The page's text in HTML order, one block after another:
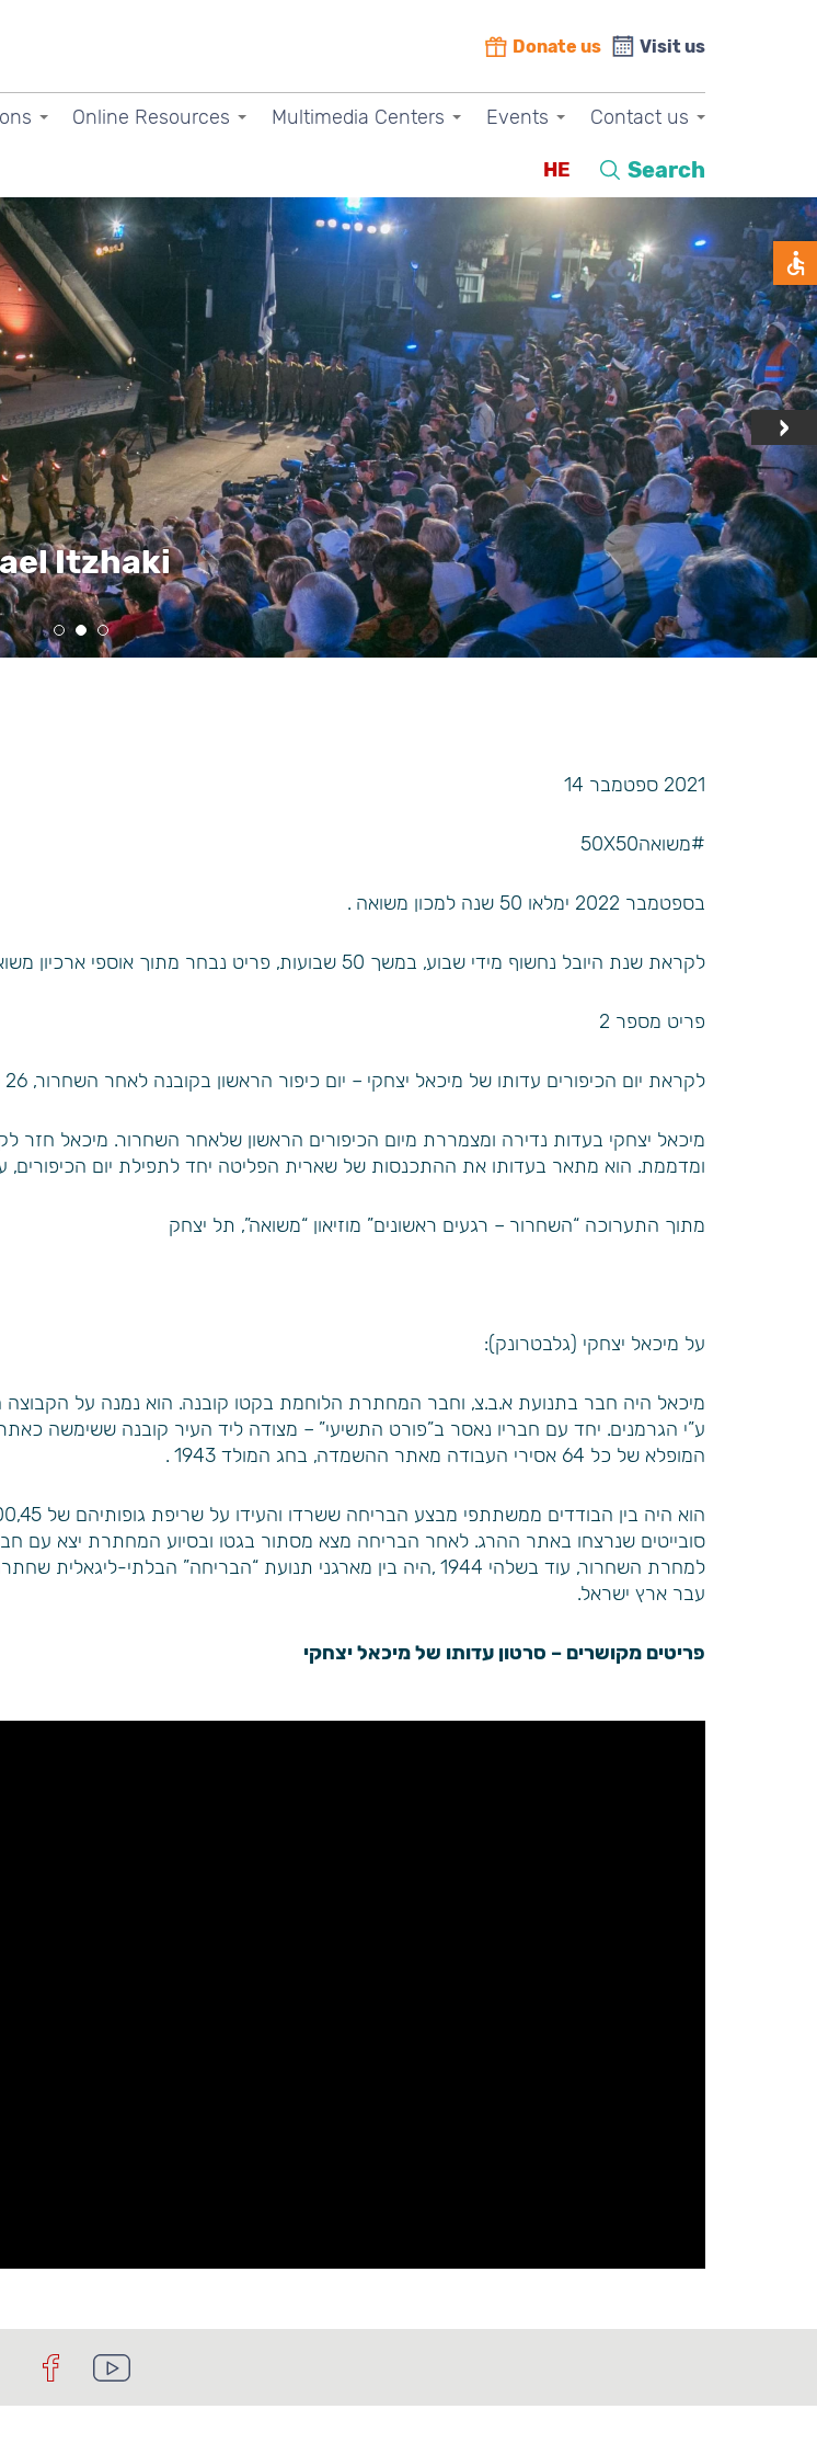
Donate us Visit us
Online Resources Multimedia Centers Events Contact us
HE Search
›
Itzhaki
2021 ספטמבר 14
#משואה50X50
בספטמבר 2022 ימלאו 50 שנה למכון משואה .
לקראת שנת היובל נחשוף מידי שבוע, במשך 50 שבועות, פריט נבחר מתוך אוספי ארכיון משואה.
פריט מספר 2
לקראת יום הכיפורים עדותו של מיכאל יצחקי – יום כיפור הראשון בקובנה לאחר השחרור, 26 ספטמבר 1944.
ומדממת. הוא מתאר בעדותו את ההתכנסות של שארית הפליטה יחד לתפילת יום הכיפורים,
מתוך התערוכה “השחרור – רגעים ראשונים” מוזיאון “משואה”, תל יצחק
על מיכאל יצחקי (גלבטרונק):
מיכאל היה חבר בתנועת א.ב.צ, וחבר המחתרת הלוחמת בקטו קובנה. הוא נמנה על הקבוצה
המופלא של כל 64 אסירי העבודה מאתר ההשמדה, בחג המולד 1943 .
סובייטים שנרצחו באתר ההרג. לאחר הבריחה מצא מסתור בגטו ובסיוע המחתרת יצא עם
למחרת השחרור, עוד בשלהי 1944 ,היה בין מארגני תנועת “הבריחה”
עבר ארץ ישראל.
פריטים מקושרים – סרטון עדותו של מיכאל יצחקי